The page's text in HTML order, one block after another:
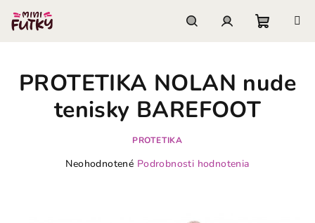
obsah
košík
PROTETIKA NOLAN nude
tenisky BAREFOOT
PROTETIKA
Priemerné
Neohodnotené Podrobnosti hodnotenia